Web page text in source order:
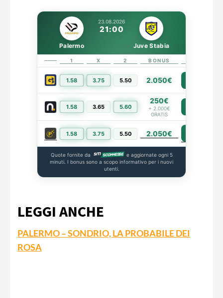
23.08.2026
21:00
Palermo Juve Stabia
1 X 2 BONUS
1.58 3.75 5.50 2.050€
1.58 3.65 5.60
250€
+ 2.000€
GRATIS
1.58 3.75 5.50 2.050€
Quote fornite da
e aggiornate ogni 5
minuti. I bonus sono a scopo informativo per i nuovi
utenti.
LEGGI ANCHE
PALERMO – SONDRIO, LA PROBABILE DEI
ROSA